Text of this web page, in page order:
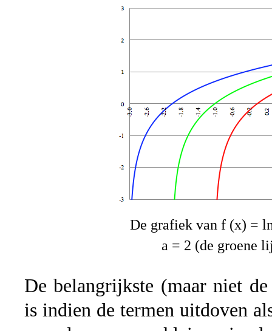
De grafiek van f (x) =
a = 2 (de groene
De belangrijkste (maar niet
is indien de termen uitdoven